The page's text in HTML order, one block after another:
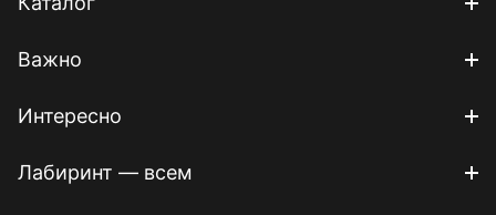
Важно
Интересно
Лабиринт — всем